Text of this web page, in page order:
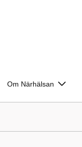
Om Närhälsan